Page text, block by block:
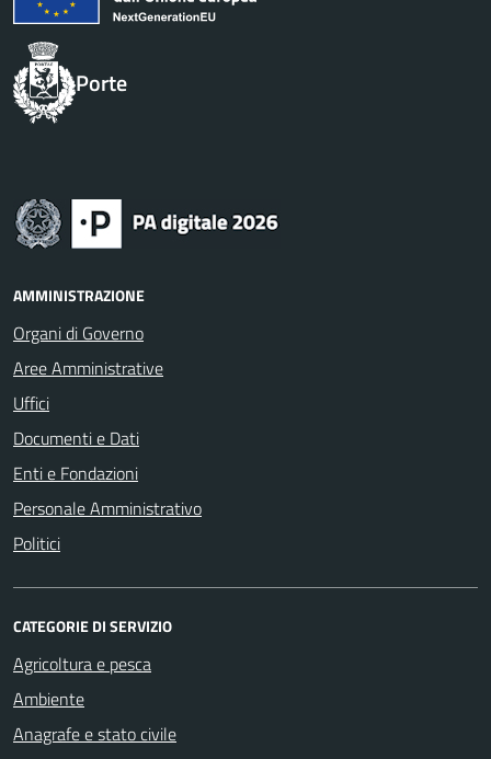
Porte
AMMINISTRAZIONE
Organi di Governo
Aree Amministrative
Uffici
Documenti e Dati
Enti e Fondazioni
Personale Amministrativo
Politici
CATEGORIE DI SERVIZIO
Agricoltura e pesca
Ambiente
Anagrafe e stato civile